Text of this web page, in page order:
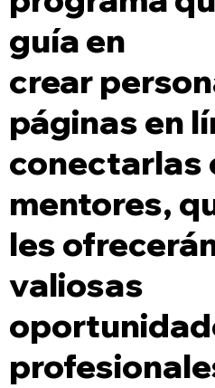
guía en
crear
páginas en
conectarlas
mentores,
les
valiosas